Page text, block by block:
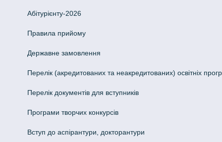
Абітурієнту-2026
Правила прийому
Державне замовлення
Перелік (акредитованих та неакредитованих) освітніх
Перелік документів для вступників
Програми творчих конкурсiв
Вступ до аспірантури, докторантури